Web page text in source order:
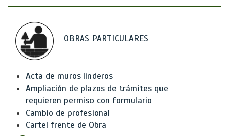
OBRAS PARTICULARES
Acta de muros linderos
Ampliación de plazos de trámites que
requieren permiso con formulario
Cambio de profesional
Cartel frente de Obra